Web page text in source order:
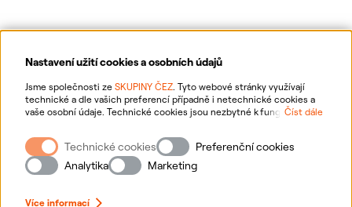
Nastavení užití cookies a osobních údajů
Jsme společnosti ze SKUPINY ČEZ. Tyto webové stránky využívají
technické a dle vašich preferencí případně i netechnické cookies a
vaše osobní údaje. Technické cookies jsou nezbytné k fungování
webové stránky vašim preferencím, k personalizaci reklam a analytice.
Pro sběr a zpracování netechnických cookies a vašich osobních údajů
nám můžete udělit souhlas. Bližší informace o vašich právech,
zpracování osobních údajů, včetně možnosti odvolání udělených
Číst dále
Technické cookies
Preferenční cookies
Analytika
Marketing
Více informací
Ochrana osobních údajů
Informace o webu
Nastavení cookies